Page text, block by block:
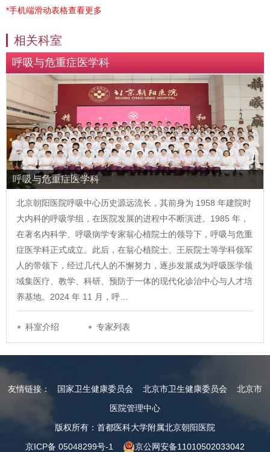
*手机端滑动表格查看更多
相关科室
呼吸与危重症医学科
呼吸与危重症医学科
北京朝阳医院呼吸中心历史源远流长，其前身为 1958 年建院时
大内科的呼吸学组，在医院发展的进程中不断演进。1985 年，
在著名内科学、呼吸病学专家翁心植院士的领导下，呼吸与危重
症医学科正式成立。此后，在翁心植院士、王辰院士等学科领军
人的带领下，经过几代人的不懈努力，逐步发展成为呼吸医学领
域集医疗、教学、科研、预防于一体的现代化诊治中心与人才培
养基地。2024 年 11 月，呼…
科室介绍 专家列表
友情链接： 国家卫生健康委员会 北京市卫生健康委员会
北京市
医院管理中心
版权所有：首都医科大学附属北京朝阳医院
京ICP备 05048299号-1
京公网安备11010502033042